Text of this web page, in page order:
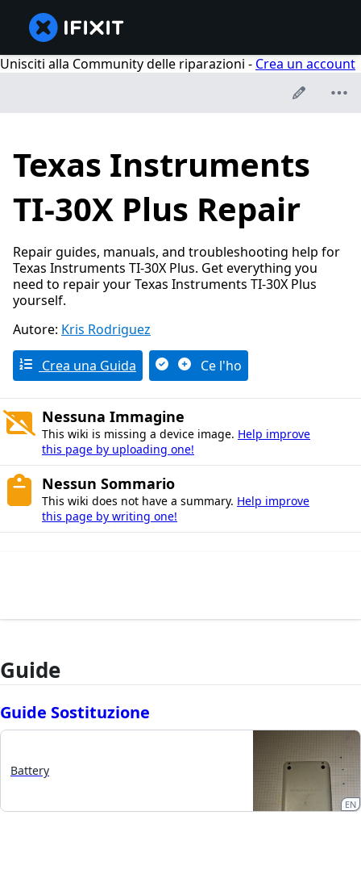
Unisciti alla Community delle riparazioni - Crea un account
Texas Instruments
TI-30X Plus Repair
Repair guides, manuals, and troubleshooting help for
Texas Instruments TI-30X Plus. Get everything you
need to repair your Texas Instruments TI-30X Plus
yourself.
Autore: Kris Rodriguez
Crea una Guida Ce l'ho
Nessuna Immagine
This wiki is missing a device image. Help improve
this page by uploading one!
Nessun Sommario
This wiki does not have a summary. Help improve
this page by writing one!
Guide
Guide Sostituzione
Battery
EN